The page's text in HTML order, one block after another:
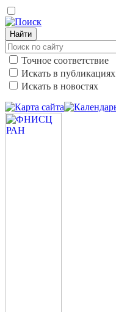
Найти
Точное соответствие
Искать в публикациях
Искать в новостях